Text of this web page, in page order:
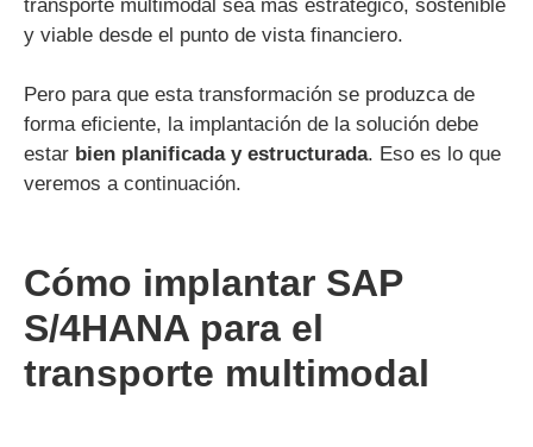
transporte multimodal sea más estratégico, sostenible
y viable desde el punto de vista financiero.
Pero para que esta transformación se produzca de
forma eficiente, la implantación de la solución debe
estar bien planificada y estructurada. Eso es lo que
veremos a continuación.
Cómo implantar SAP
S/4HANA para el
transporte multimodal